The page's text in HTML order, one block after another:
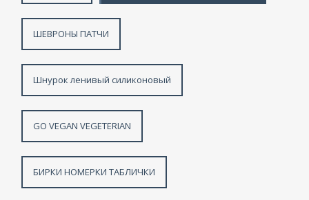
ШЕВРОНЫ ПАТЧИ
Шнурок ленивый силиконовый
GO VEGAN VEGETERIAN
БИРКИ НОМЕРКИ ТАБЛИЧКИ